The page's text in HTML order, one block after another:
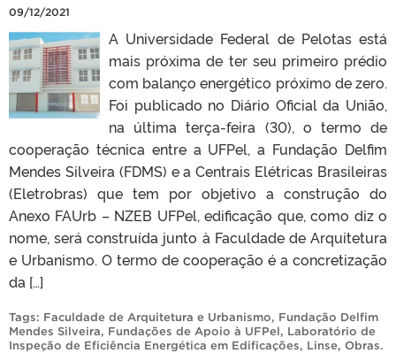
09/12/2021
A Universidade Federal de Pelotas está
mais próxima de ter seu primeiro prédio
com balanço energético próximo de zero.
Foi publicado no Diário Oficial da União,
na última terça-feira (30), o termo de
cooperação técnica entre a UFPel, a Fundação Delfim
Mendes Silveira (FDMS) e a Centrais Elétricas Brasileiras
(Eletrobras) que tem por objetivo a construção do
Anexo FAUrb – NZEB UFPel, edificação que, como diz o
nome, será construída junto à Faculdade de Arquitetura
e Urbanismo. O termo de cooperação é a concretização
da […]
Tags: Faculdade de Arquitetura e Urbanismo, Fundação Delfim
Mendes Silveira, Fundações de Apoio à UFPel, Laboratório de
Inspeção de Eficiência Energética em Edificações, Linse, Obras.